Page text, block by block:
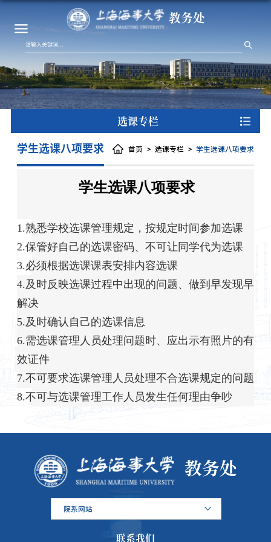
教务处
选课专栏
首页 选课专栏 学生选课八项要求
学生选课八项要求
学生选课八项要求
1.熟悉学校选课管理规定，按规定时间参加选课
2.保管好自己的选课密码、不可让同学代为选课
3.必须根据选课课表安排内容选课
4.及时反映选课过程中出现的问题、做到早发现早
解决
5.及时确认自己的选课信息
6.需选课管理人员处理问题时、应出示有照片的有
效证件
7.不可要求选课管理人员处理不合选课规定的问题
8.不可与选课管理工作人员发生任何理由争吵
教务处
院系网站
联系我们